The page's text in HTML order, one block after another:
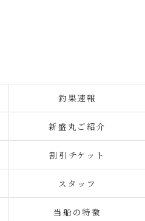
釣果速報
新盛丸ご紹介
割引チケット
スタッフ
当船の特徴